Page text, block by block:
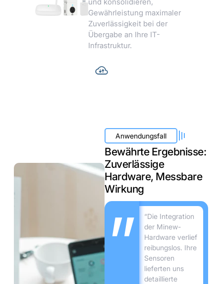
Gewährleistung maximaler
Zuverlässigkeit bei der
Übergabe an Ihre IT-
Infrastruktur.
Anwendungsfall
Bewährte Ergebnisse:
Zuverlässige
Hardware, Messbare
Wirkung
“Die Integration
der Minew-
Hardware verlief
reibungslos. Ihre
Sensoren
lieferten uns
detaillierte